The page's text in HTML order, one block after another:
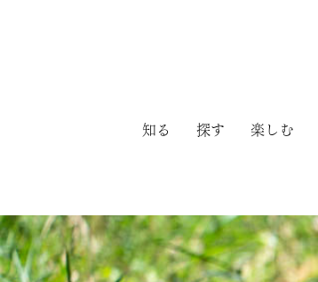
知る 探す 楽しむ